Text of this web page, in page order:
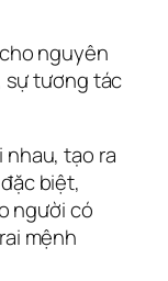
nguyên
sự tương tác
nhau, tạo ra
biệt,
người có
mệnh